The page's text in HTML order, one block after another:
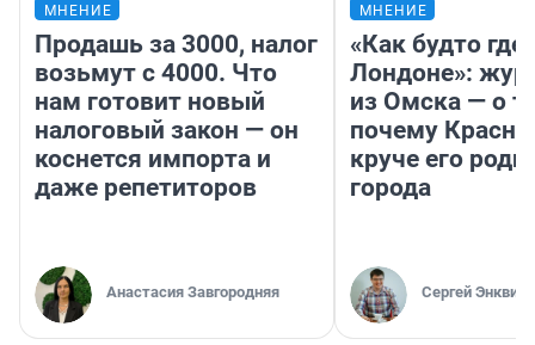
МНЕНИЕ
Продашь за 3000, налог
возьмут с 4000. Что
нам готовит новый
налоговый закон — он
коснется импорта и
даже репетиторов
Анастасия Завгородняя
МНЕНИЕ
«Как будто
Лондоне»:
из Омска — о
почему
круче его
города
Сергей Энквист